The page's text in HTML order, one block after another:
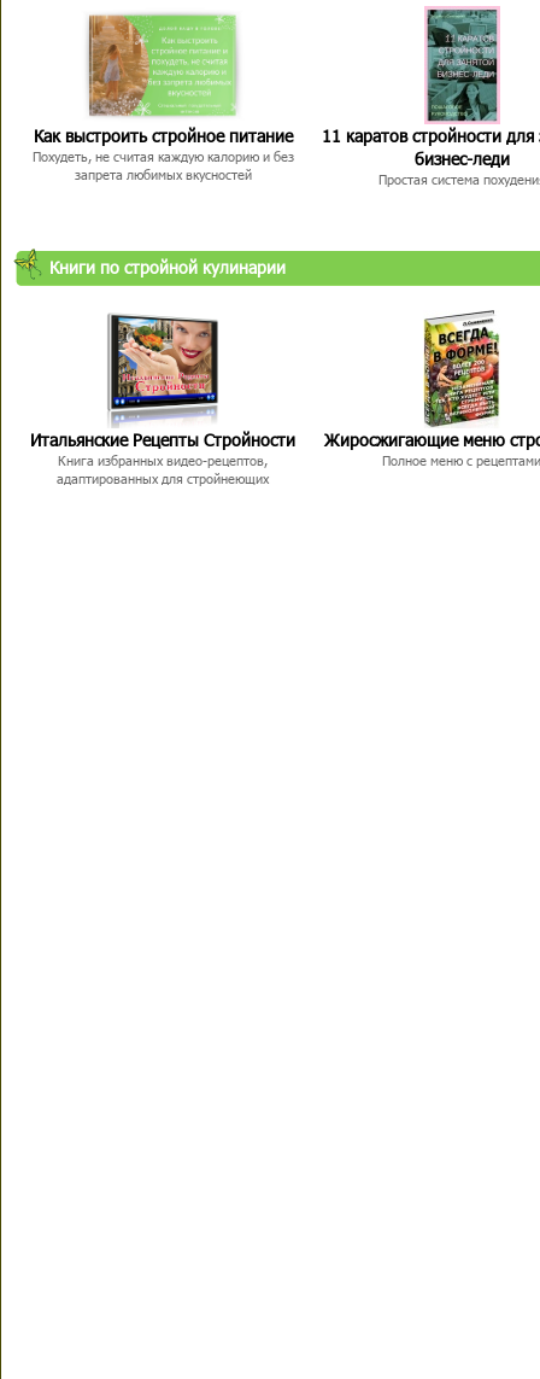
Как выстроить стройное питание
Похудеть, не считая каждую калорию и без
запрета любимых вкусностей
11 каратов стройности для
бизнес-леди
Простая система
Книги по стройной кулинарии
Итальянские Рецепты Стройности
Книга избранных видео-рецептов,
адаптированных для стройнеющих
Жиросжигающие меню
Полное меню с рецептами